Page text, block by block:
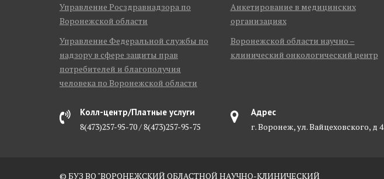
Управление Росздравнадзора по
Воронежской области
Управление Федеральной службы по
надзору в сфере защиты прав
потребителей и благополучия
человека по Воронежской области
Анкетирование в медицинских
организациях
Воронежской области научно –
клинический онкологический центр
Колл-центр/Платные услуги
8(473)257-95-70 / 8(473)257-95-75
Адрес
г. Воронеж, ул. Вайцеховского, д 4
© БУЗ ВО "ВОРОНЕЖСКИЙ ОБЛАСТНОЙ НАУЧНО-КЛИНИЧЕСКИЙ